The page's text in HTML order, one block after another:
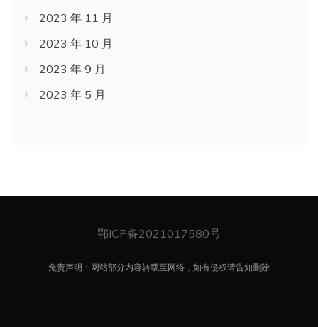
2023 年 11 月
2023 年 10 月
2023 年 9 月
2023 年 5 月
鄂ICP备2021017580号
免责声明：网站部分内容转载至网络，如有侵权请告知删除